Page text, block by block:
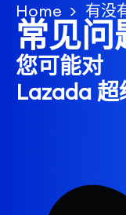
Home 有没有指
常见问
您可能对
Lazada 超